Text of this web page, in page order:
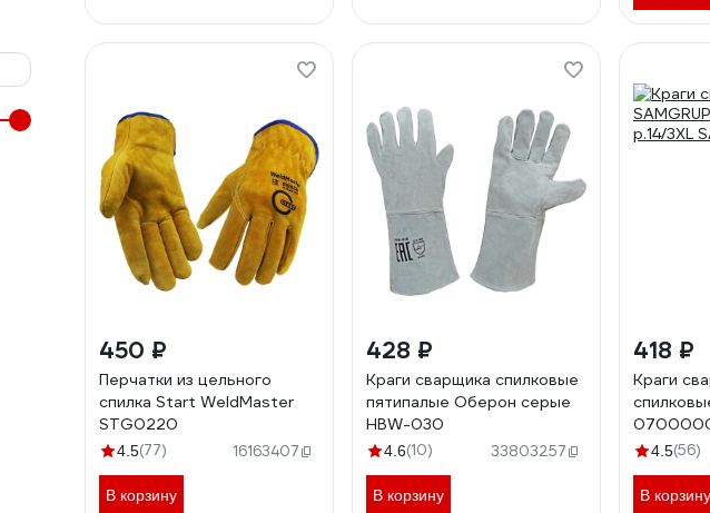
450 ₽
Перчатки из цельного
спилка Start WeldMaster
STG0220
4.5(77) 16163407
В корзину
428 ₽
Краги сварщика спилковые
пятипалые Оберон серые
HBW-030
4.6(10) 33803257
В корзину
418 ₽
Краги
4.5(56)
В корзину